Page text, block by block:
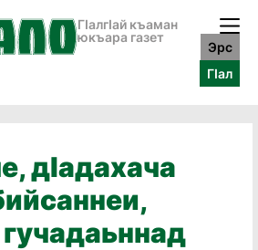
ГӀалгӀай къаман
юкъара газет
Эрс
ГӀал
дIадахача